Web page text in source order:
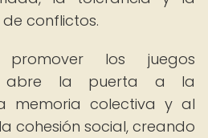
conflictos.
los juegos
abre la puerta a la
memoria colectiva y al
cohesión social, creando